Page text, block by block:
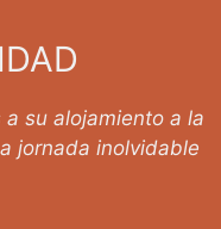
su alojamiento a la
jornada inolvidable